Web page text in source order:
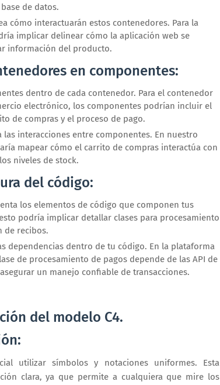
de datos.
cómo interactuarán estos contenedores. Para la
implicar delinear cómo la aplicación web se
información del producto.
en componentes:
dentro de cada contenedor. Para el contenedor
electrónico, los componentes podrían incluir el
de compras y el proceso de pago.
interacciones entre componentes. En nuestro
mapear cómo el carrito de compras interactúa con
niveles de stock.
del código:
los elementos de código que componen tus
podría implicar detallar clases para procesamiento
de recibos.
dependencias dentro de tu código. En la plataforma
de procesamiento de pagos depende de las API de
un manejo confiable de transacciones.
del modelo C4.
utilizar símbolos y notaciones uniformes. Esta
clara, ya que permite a cualquiera que mire los